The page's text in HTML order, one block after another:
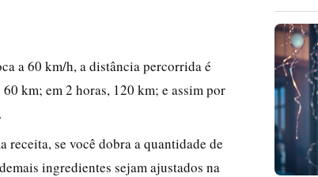
a 60 km/h, a distância percorrida é
km; em 2 horas, 120 km; e assim por
receita, se você dobra a quantidade de
ingredientes sejam ajustados na